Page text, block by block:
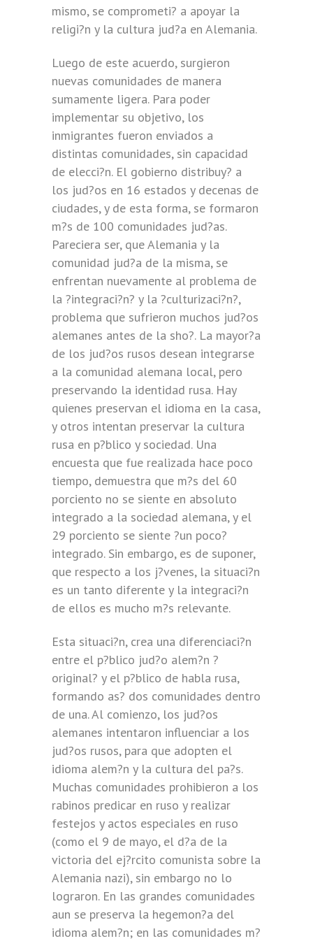
mismo, se comprometi? a apoyar la
religi?n y la cultura jud?a en Alemania.
Luego de este acuerdo, surgieron
nuevas comunidades de manera
sumamente ligera. Para poder
implementar su objetivo, los
inmigrantes fueron enviados a
distintas comunidades, sin capacidad
de elecci?n. El gobierno distribuy? a
los jud?os en 16 estados y decenas de
ciudades, y de esta forma, se formaron
m?s de 100 comunidades jud?as.
Pareciera ser, que Alemania y la
comunidad jud?a de la misma, se
enfrentan nuevamente al problema de
la ?integraci?n? y la ?culturizaci?n?,
problema que sufrieron muchos jud?os
alemanes antes de la sho?. La mayor?a
de los jud?os rusos desean integrarse
a la comunidad alemana local, pero
preservando la identidad rusa. Hay
quienes preservan el idioma en la casa,
y otros intentan preservar la cultura
rusa en p?blico y sociedad. Una
encuesta que fue realizada hace poco
tiempo, demuestra que m?s del 60
porciento no se siente en absoluto
integrado a la sociedad alemana, y el
29 porciento se siente ?un poco?
integrado. Sin embargo, es de suponer,
que respecto a los j?venes, la situaci?n
es un tanto diferente y la integraci?n
de ellos es mucho m?s relevante.
Esta situaci?n, crea una diferenciaci?n
entre el p?blico jud?o alem?n ?
original? y el p?blico de habla rusa,
formando as? dos comunidades dentro
de una. Al comienzo, los jud?os
alemanes intentaron influenciar a los
jud?os rusos, para que adopten el
idioma alem?n y la cultura del pa?s.
Muchas comunidades prohibieron a los
rabinos predicar en ruso y realizar
festejos y actos especiales en ruso
(como el 9 de mayo, el d?a de la
victoria del ej?rcito comunista sobre la
Alemania nazi), sin embargo no lo
lograron. En las grandes comunidades
aun se preserva la hegemon?a del
idioma alem?n; en las comunidades m?